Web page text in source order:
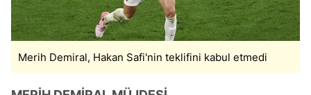
Merih Demiral, Hakan Safi'nin teklifini kabul etmedi